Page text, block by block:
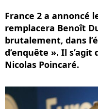
France 2 a annoncé
remplacera Benoît
brutalement, dans
d’enquête ». Il s’agit
Nicolas Poincaré.